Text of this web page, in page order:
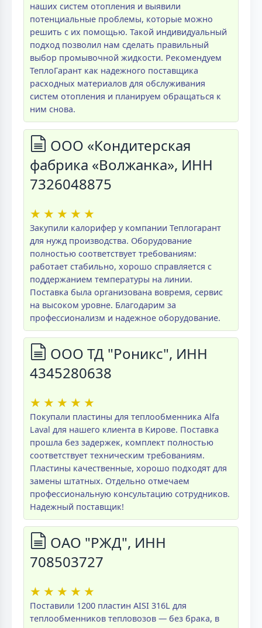
наших систем отопления и выявили
потенциальные проблемы, которые можно
решить с их помощью. Такой индивидуальный
подход позволил нам сделать правильный
выбор промывочной жидкости. Рекомендуем
ТеплоГарант как надежного поставщика
расходных материалов для обслуживания
систем отопления и планируем обращаться к
ним снова.
ООО «Кондитерская
фабрика «Волжанка», ИНН
7326048875
★ ★ ★ ★ ★
Закупили калорифер у компании Теплогарант
для нужд производства. Оборудование
полностью соответствует требованиям:
работает стабильно, хорошо справляется с
поддержанием температуры на линии.
Поставка была организована вовремя, сервис
на высоком уровне. Благодарим за
профессионализм и надежное оборудование.
ООО ТД "Роникс", ИНН
4345280638
★ ★ ★ ★ ★
Покупали пластины для теплообменника Alfa
Laval для нашего клиента в Кирове. Поставка
прошла без задержек, комплект полностью
соответствует техническим требованиям.
Пластины качественные, хорошо подходят для
замены штатных. Отдельно отмечаем
профессиональную консультацию сотрудников.
Надежный поставщик!
ОАО "РЖД", ИНН
708503727
★ ★ ★ ★ ★
Поставили 1200 пластин AISI 316L для
теплообменников тепловозов — без брака, в